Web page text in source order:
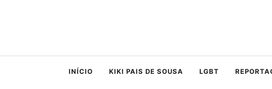
INÍCIO KIKI PAIS DE SOUSA LGBT